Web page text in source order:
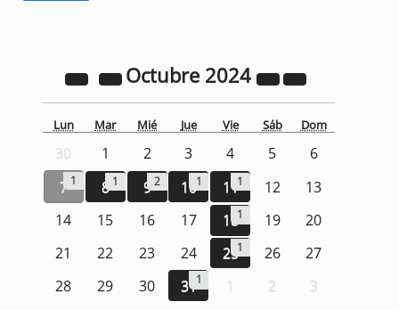
Octubre 2024
Lun Mar Mié Jue Vie Sáb Dom
30 1 2 3 4 5
6
7 1 8 1 92 101 111 12
13
14
15 16 17 181 19
20
21
22 23 24 251 26
27
28
29 30 311 1 2 3